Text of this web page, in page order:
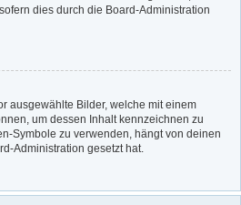
dies durch die Board-Administration
ausgewählte Bilder, welche mit einem
um dessen Inhalt kennzeichnen zu
Symbole zu verwenden, hängt von deinen
Administration gesetzt hat.